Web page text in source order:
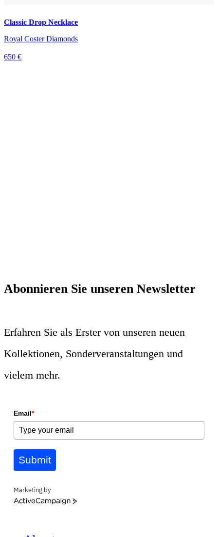
Classic Drop Necklace
Royal Coster Diamonds
650 €
Abonnieren Sie unseren Newsletter
Erfahren Sie als Erster von unseren neuen
Kollektionen, Sonderveranstaltungen und
vielem mehr.
Email*
Submit
Marketing by
ActiveCampaign